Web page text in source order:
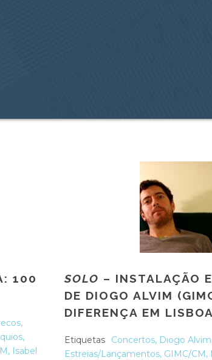
100
,
,
, Isabel
SOLO – INSTALAÇÃO
DE DIOGO ALVIM
DIFERENÇA EM LISBOA
Etiquetas Concertos, Diogo Alvim
Estreias/Lançamentos, GIMC/CM,